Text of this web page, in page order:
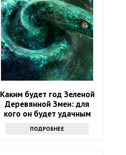
Каким будет год Зеленой
Деревянной Змеи: для
кого он будет удачным
ПОДРОБНЕЕ